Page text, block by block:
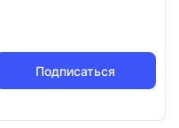
Подписаться